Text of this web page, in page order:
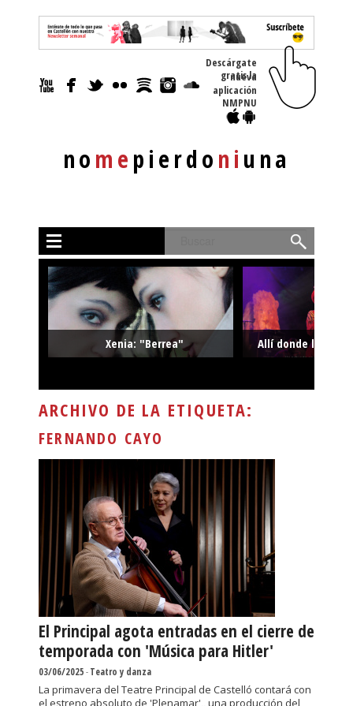
nomepierdoniuna
Descárgate
gratis la nueva
aplicación
NMPNU
Xenia: "Berrea" Allí donde la
ARCHIVO DE LA ETIQUETA:
FERNANDO CAYO
El Principal agota entradas en el cierre de
temporada con 'Música para Hitler'
03/06/2025-Teatro y danza
La primavera del Teatre Principal de Castelló contará con
el estreno absoluto de 'Plenamar',, una producción del